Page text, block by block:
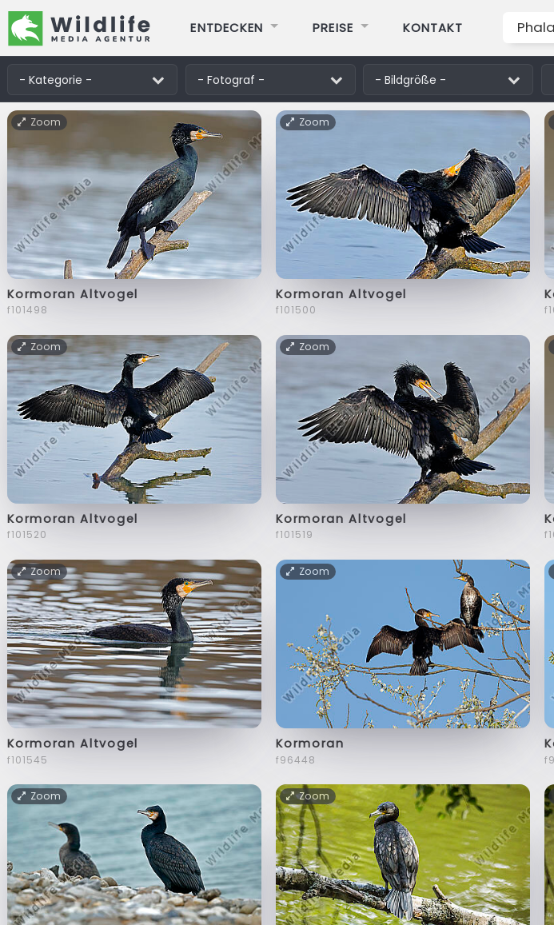
ENTDECKEN PREISE KONTAKT
Zoom
Kormoran Altvogel
f101498
Zoom
Kormoran Altvogel
f101500
Zoom
Kormoran Altvogel
f101520
Zoom
Kormoran Altvogel
f101519
Zoom
Kormoran Altvogel
f101545
Zoom
Kormoran
f96448
Zoom Zoom